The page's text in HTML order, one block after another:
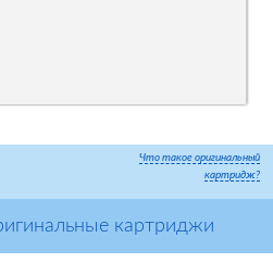
Что такое оригинальный
картридж?
картриджи